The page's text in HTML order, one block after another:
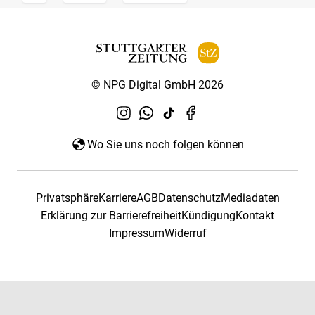
© NPG Digital GmbH 2026
Wo Sie uns noch folgen können
PrivatsphäreKarriereAGBDatenschutzMediadaten
Erklärung zur BarrierefreiheitKündigungKontakt
ImpressumWiderruf